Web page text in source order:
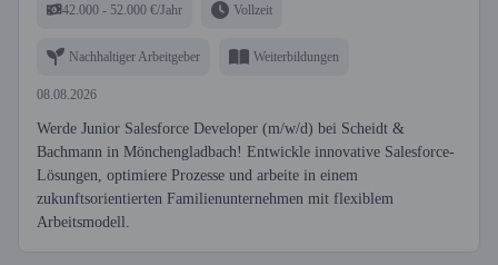
42.000 - 52.000 €/Jahr Vollzeit
Nachhaltiger Arbeitgeber Weiterbildungen
08.08.2026
Werde Junior Salesforce Developer (m/w/d) bei Scheidt &
Bachmann in Mönchengladbach! Entwickle innovative Salesforce-
Lösungen, optimiere Prozesse und arbeite in einem
zukunftsorientierten Familienunternehmen mit flexiblem
Arbeitsmodell.